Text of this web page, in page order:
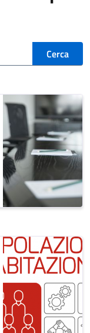
Cerca
DEL 22.07.2026}